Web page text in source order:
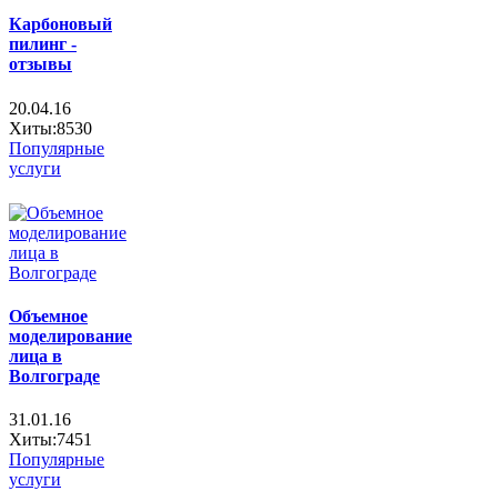
Карбоновый
пилинг -
отзывы
20.04.16
Хиты:8530
Популярные
услуги
Объемное
моделирование
лица в
Волгограде
31.01.16
Хиты:7451
Популярные
услуги